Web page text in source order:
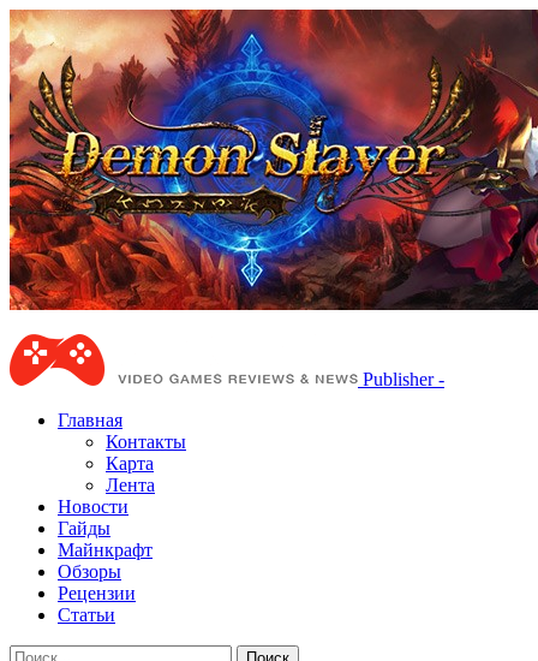
Publisher -
Главная
Контакты
Карта
Лента
Новости
Гайды
Майнкрафт
Обзоры
Рецензии
Статьи